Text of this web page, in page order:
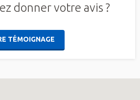
donner votre avis ?
TÉMOIGNAGE